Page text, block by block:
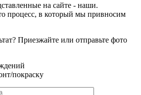
на сайте - наши.
процесс, в который мы привносим
Приезжайте или отправьте фото
покраску